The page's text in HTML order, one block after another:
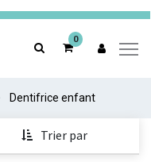
0
Dentifrice enfant
Trier par